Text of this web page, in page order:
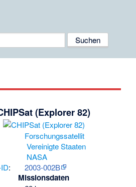
(Explorer 82)
Forschungssatellit
Vereinigte Staaten
NASA
: 2003-002B
Missionsdaten